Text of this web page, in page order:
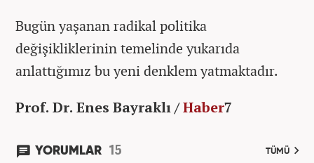
Bugün yaşanan radikal politika
değişikliklerinin temelinde yukarıda
anlattığımız bu yeni denklem yatmaktadır.
Prof. Dr. Enes Bayraklı /Haber7
YORUMLAR 15 TÜMÜ